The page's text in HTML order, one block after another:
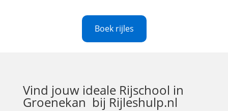
Boek rijles
Vind jouw ideale Rijschool in
Groenekan bij Rijleshulp.nl